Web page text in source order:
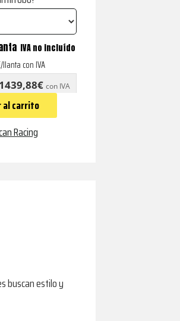
IVA no incluído
llanta con IVA
1439,88€ con IVA
al carrito
Racing
buscan estilo y